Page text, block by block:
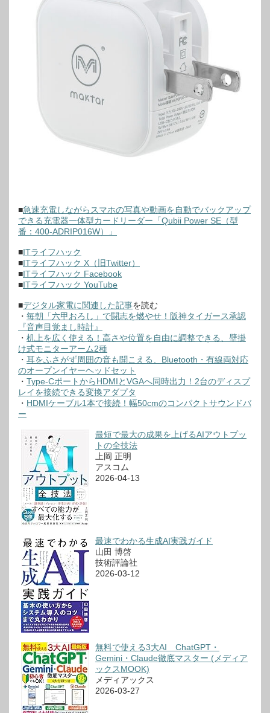
■急速充電しながらスマホの写真や動画を自動でバックアップ
できる充電器一体型カードリーダー「Qubii Power SE（型
番：400-ADRIP016W）」
■ITライフハック
■ITライフハック X（旧Twitter）
■ITライフハック Facebook
■ITライフハック YouTube
■デジタル家電に関連した記事を読む
・ 毎朝「六甲おろし」で闘志を燃やせ！阪神タイガース承認
『音声目覚まし時計』
・ 机上を広く使える！高さや位置を自由に調整できる、壁掛
け式モニターアーム2種
・ 耳をふさがず周囲の音も聞こえる、Bluetooth・有線両対応
のオープンイヤーヘッドセット
・ Type-CポートからHDMIとVGAへ同時出力！2台のディスプ
レイを接続できる変換アダプタ
・ HDMIケーブル1本で接続！幅50cmのコンパクトサウンドバ
ー
最短で最大の成果を上げるAIアウトプッ
トの全技法
上岡 正明
アスコム
2026-04-13
最速でわかる生成AI実践ガイド
山田 博啓
技術評論社
2026-03-12
無料で使える3大AI ChatGPT・
Gemini・Claude徹底マスター (メディア
ックスMOOK)
メディアックス
2026-03-27